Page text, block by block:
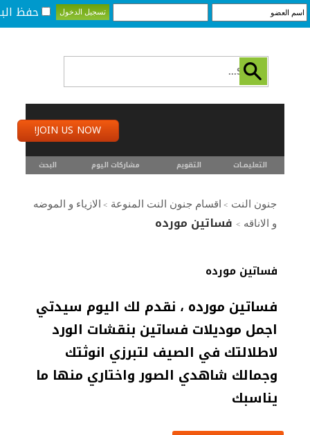
حفظ
JOIN US NOW!
التعليمـــات التقويم مشاركات اليوم البحث
جنون النت > اقسام جنون النت المنوعة >
الازياء و الموضه
و الاناقه > فساتين مورده
فساتين مورده
فساتين مورده ، نقدم لك اليوم سيدتي
اجمل موديلات فساتين بنقشات الورد
لاطلالتك في الصيف لتبرزي انوثتك
وجمالك شاهدي الصور واختاري منها ما
يناسبك